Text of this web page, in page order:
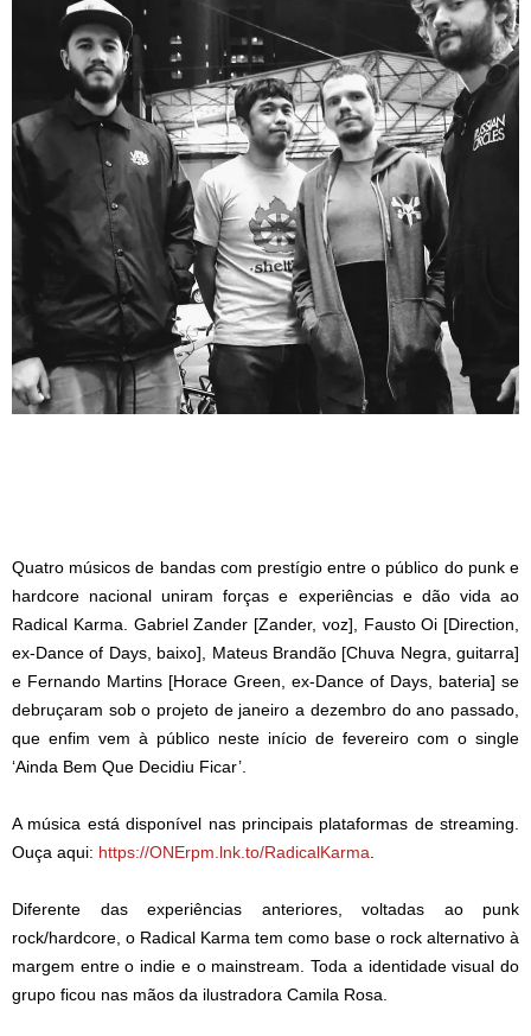
Quatro músicos de bandas com prestígio entre o público do punk e
hardcore nacional uniram forças e experiências e dão vida ao
Radical Karma. Gabriel Zander [Zander, voz], Fausto Oi [Direction,
ex-Dance of Days, baixo], Mateus Brandão [Chuva Negra, guitarra]
e Fernando Martins [Horace Green, ex-Dance of Days, bateria] se
debruçaram sob o projeto de janeiro a dezembro do ano passado,
que enfim vem à público neste início de fevereiro com o single
‘Ainda Bem Que Decidiu Ficar’.
A música está disponível nas principais plataformas de streaming.
Ouça aqui: https://ONErpm.lnk.to/RadicalKarma.
Diferente das experiências anteriores, voltadas ao punk
rock/hardcore, o Radical Karma tem como base o rock alternativo à
margem entre o indie e o mainstream. Toda a identidade visual do
grupo ficou nas mãos da ilustradora Camila Rosa.